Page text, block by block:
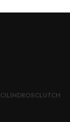
CILINDROSCLUTCH